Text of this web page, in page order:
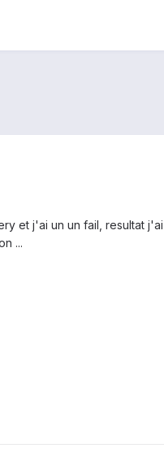
et j'ai un un fail, resultat
...